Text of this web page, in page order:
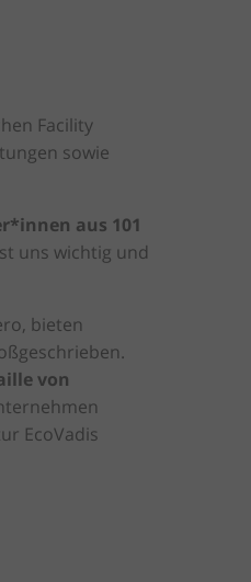
Facility
sowie
aus 101
uns wichtig und
bieten
von
EcoVadis